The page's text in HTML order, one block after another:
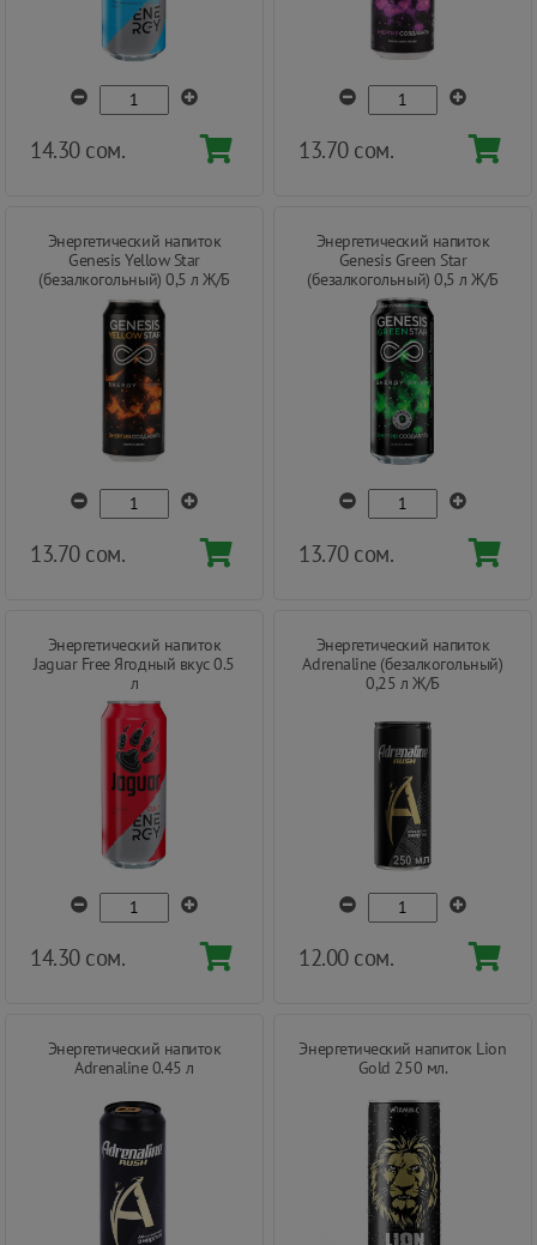
14.30 сом. 13.70 сом.
Энергетический напиток
Genesis Yellow Star
(безалкогольный) 0,5 л Ж/Б
13.70 сом.
Энергетический напиток
Genesis Green Star
(безалкогольный) 0,5 л Ж/Б
13.70 сом.
Энергетический напиток
Jaguar Free Ягодный вкус 0.5
л
14.30 сом.
Энергетический напиток
Adrenaline (безалкогольный)
0,25 л Ж/Б
12.00 сом.
Энергетический напиток
Adrenaline 0.45 л
Энергетический напиток Lion
Gold 250 мл.